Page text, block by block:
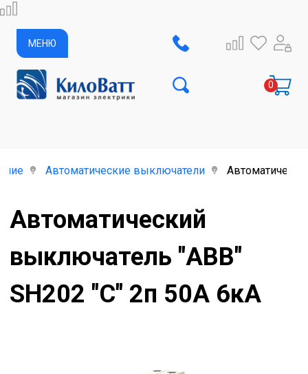
МЕНЮ
Автоматические выключатели
Автоматический
выключатель "ABB"
SH202 "C" 2п 50А 6кА